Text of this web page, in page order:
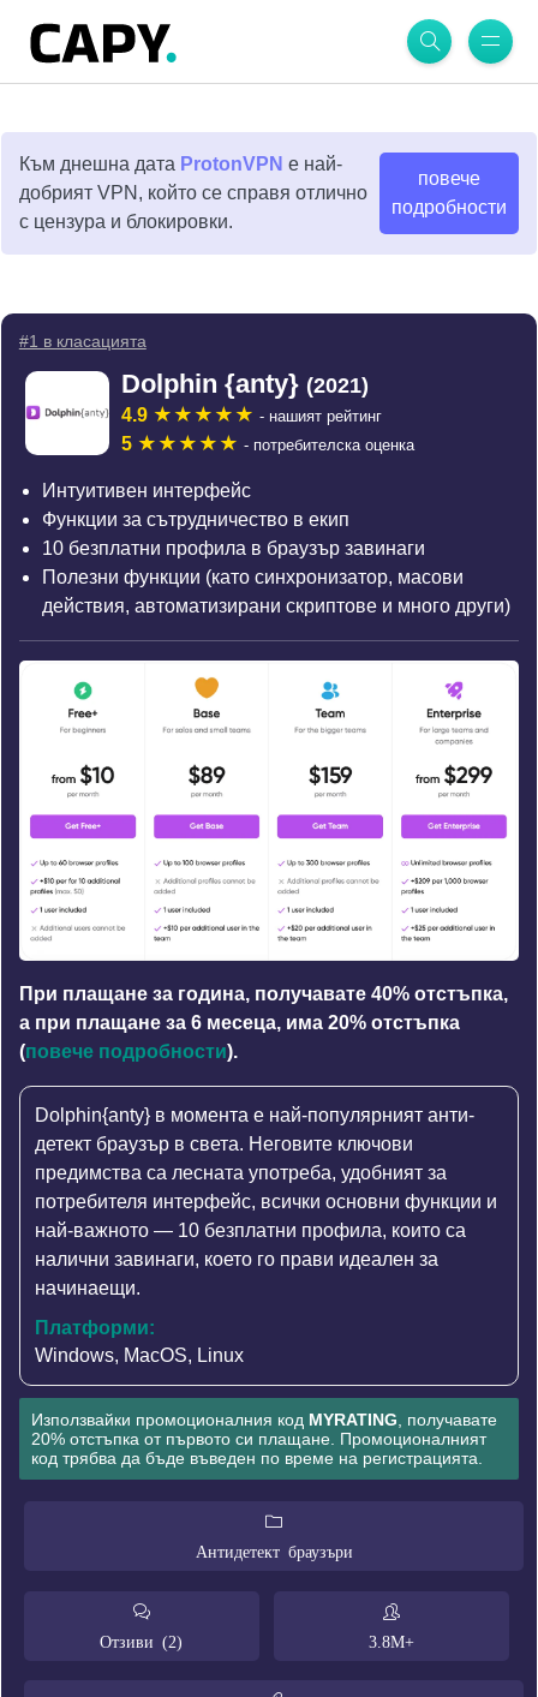
Към днешна дата ProtonVPN е най-
добрият VPN, който се справя отлично
с цензура и блокировки.
повече
подробности
#1 в класацията
Dolphin {anty} (2021)
4.9 - нашият рейтинг
5 - потребителска оценка
Интуитивен интерфейс
Функции за сътрудничество в екип
10 безплатни профила в браузър завинаги
Полезни функции (като синхронизатор, масови
действия, автоматизирани скриптове и много други)
При плащане за година, получавате 40% отстъпка,
а при плащане за 6 месеца, има 20% отстъпка
(повече подробности).
Dolphin{anty} в момента е най-популярният анти-
детект браузър в света. Неговите ключови
предимства са лесната употреба, удобният за
потребителя интерфейс, всички основни функции и
най-важното — 10 безплатни профила, които са
налични завинаги, което го прави идеален за
начинаещи.
Платформи:
Windows, MacOS, Linux
Използвайки промоционалния код MYRATING , получавате
20% отстъпка от първото си плащане. Промоционалният
код трябва да бъде въведен по време на регистрацията.
Антидетект браузъри
Отзиви (2) 3.8M+